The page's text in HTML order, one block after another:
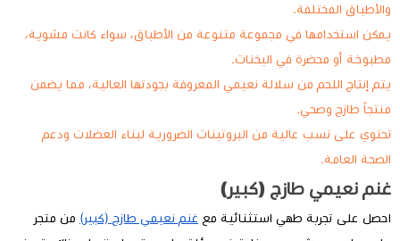
والأطباق المختلفة.
يمكن استخدامها في مجموعة متنوعة من الأطباق، سواء كانت مشوية،
مطبوخة أو محضرة في اليخنات.
يتم إنتاج اللحم من سلالة نعيمي المعروفة بجودتها العالية، مما يضمن
منتجاً طازج وصحي.
تحتوي على نسب عالية من البروتينات الضرورية لبناء العضلات ودعم
الصحة العامة.
غنم نعيمي طازج (كبير)
احصل على تجربة طهي استثنائية مع غنم نعيمي طازج (كبير) من متجر